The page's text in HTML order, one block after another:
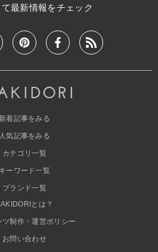
最新情報をチェック
新着記事をみる
人気記事をみる
カテゴリ一覧
キーワード一覧
ブランド一覧
とは？
ツ制作・運営ポリシー
お問い合わせ